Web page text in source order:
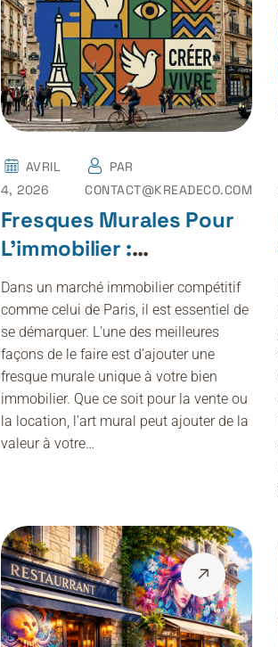
AVRIL
4, 2026
PAR
CONTACT@KREADECO.COM
Fresques Murales Pour
L’immobilier :
Transformer Un Bien En
Un Espace D’exception
Dans un marché immobilier compétitif
comme celui de Paris, il est essentiel de
se démarquer. L'une des meilleures
façons de le faire est d’ajouter une
fresque murale unique à votre bien
immobilier. Que ce soit pour la vente ou
la location, l'art mural peut ajouter de la
valeur à votre…